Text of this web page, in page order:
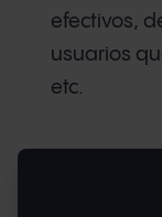
efectivos,
usuarios
etc.